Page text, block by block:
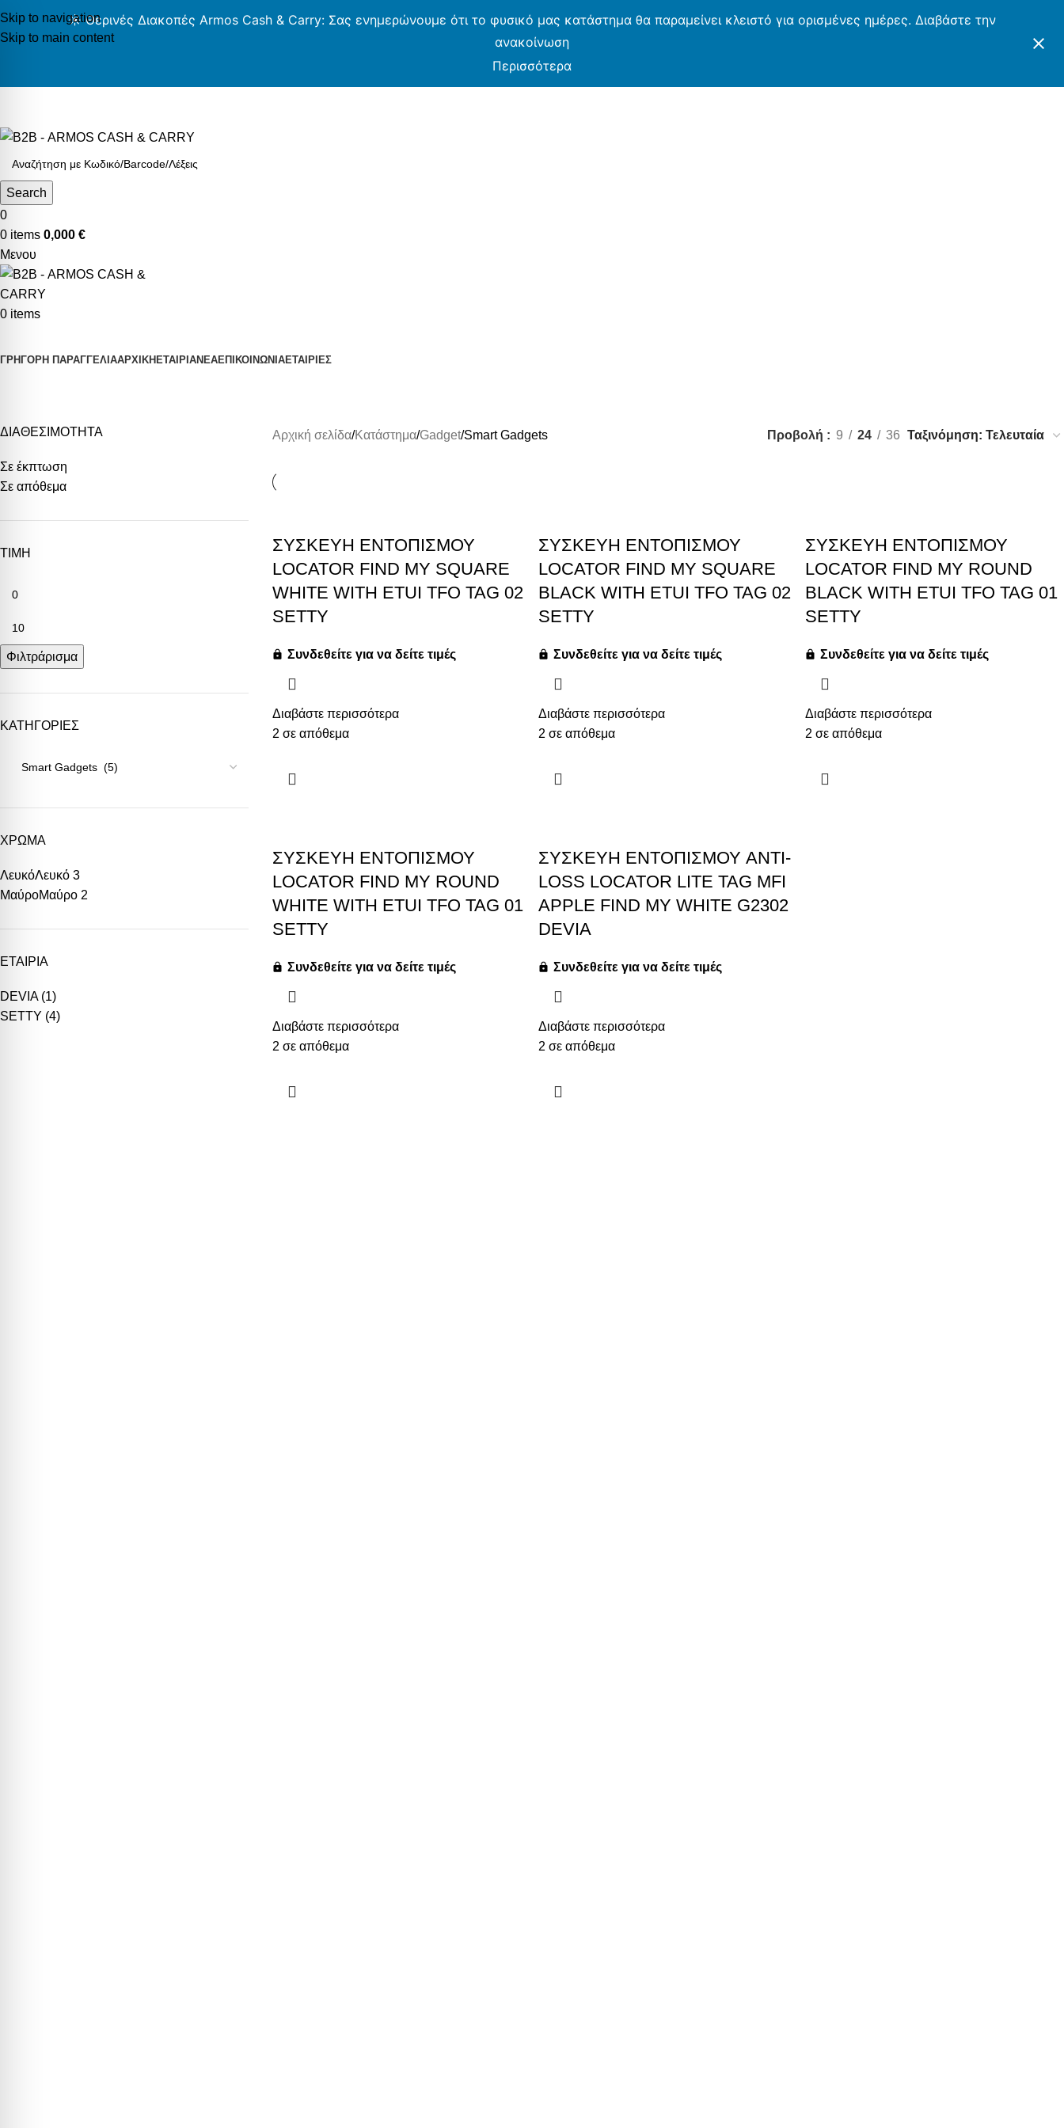
Skip to navigation
Skip to main content
☀️ Θερινές Διακοπές Armos Cash & Carry: Σας ενημερώνουμε ότι το φυσικό μας κατάστημα θα παραμείνει κλειστό για ορισμένες ημέρες. Διαβάστε την
ανακοίνωση
Περισσότερα
Search
0
0 items 0,000 €
Μενου
0 items
ΓΡΗΓΟΡΗ ΠΑΡΑΓΓΕΛΙΑΑΡΧΙΚΗ ΕΤΑΙΡΙΑΝΕΑΕΠΙΚΟΙΝΩΝΙΑΕΤΑΙΡΙΕΣ
ΔΙΑΘΕΣΙΜΟΤΗΤΑ
Σε έκπτωση
Σε απόθεμα
ΤΙΜΗ
Φιλτράρισμα
ΚΑΤΗΓΟΡΙΕΣ
ΧΡΩΜΑ
ΛευκόΛευκό 3
ΜαύροΜαύρο 2
ΕΤΑΙΡΙΑ
DEVIA (1)
SETTY (4)
Αρχική σελίδα Κατάστημα Gadget Smart Gadgets Προβολή 9 24 36
ΣΥΣΚΕΥΗ ΕΝΤΟΠΙΣΜΟΥ
LOCATOR FIND MY SQUARE
WHITE WITH ETUI TFO TAG 02
SETTY
Συνδεθείτε για να δείτε τιμές
Διαβάστε περισσότερα
2 σε απόθεμα
ΣΥΣΚΕΥΗ ΕΝΤΟΠΙΣΜΟΥ
LOCATOR FIND MY SQUARE
BLACK WITH ETUI TFO TAG 02
SETTY
Συνδεθείτε για να δείτε τιμές
Διαβάστε περισσότερα
2 σε απόθεμα
ΣΥΣΚΕΥΗ ΕΝΤΟΠΙΣΜΟΥ
LOCATOR FIND MY ROUND
BLACK WITH ETUI TFO TAG 01
SETTY
Συνδεθείτε για να δείτε τιμές
Διαβάστε περισσότερα
2 σε απόθεμα
ΣΥΣΚΕΥΗ ΕΝΤΟΠΙΣΜΟΥ
LOCATOR FIND MY ROUND
WHITE WITH ETUI TFO TAG 01
SETTY
Συνδεθείτε για να δείτε τιμές
Διαβάστε περισσότερα
2 σε απόθεμα
ΣΥΣΚΕΥΗ ΕΝΤΟΠΙΣΜΟΥ ANTI-
LOSS LOCATOR LITE TAG MFI
APPLE FIND MY WHITE G2302
DEVIA
Συνδεθείτε για να δείτε τιμές
Διαβάστε περισσότερα
2 σε απόθεμα